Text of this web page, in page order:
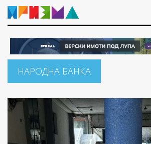
НАРОДНА БАНКА